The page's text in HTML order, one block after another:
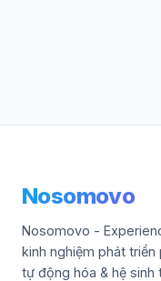
Nosomovo
Nosomovo -
kinh nghiệm phát triển
tự động hóa & hệ sinh